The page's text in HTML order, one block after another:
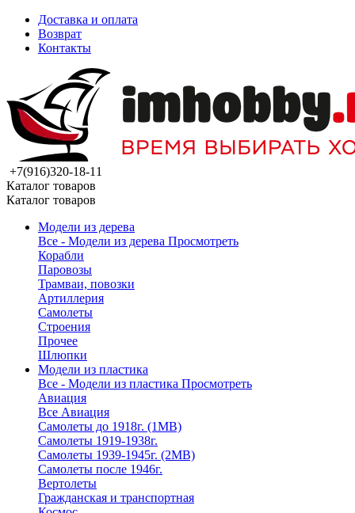
Доставка и оплата
Возврат
Контакты
+7(916)320-18-11
Каталог товаров
Каталог товаров
Модели из дерева
Все - Модели из дерева Просмотреть
Корабли
Паровозы
Трамваи, повозки
Артиллерия
Самолеты
Строения
Прочее
Шлюпки
Модели из пластика
Все - Модели из пластика Просмотреть
Авиация
Все Авиация
Самолеты до 1918г. (1МВ)
Самолеты 1919-1938г.
Самолеты 1939-1945г. (2МВ)
Самолеты после 1946г.
Вертолеты
Гражданская и транспортная